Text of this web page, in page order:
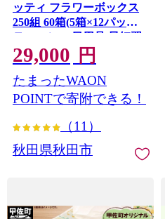
ッティ フラワーボックス
250組 60箱(5箱×12パック)
ティッシュ 日用品 最短翌
日発送 [ティッシュ スコッ
ティ(SCOTTIE) スコッテ
ィティシュー] 秋田県秋田
市
29,000 円
たまったWAON
POINTで寄附できる！
（11）
秋田県秋田市